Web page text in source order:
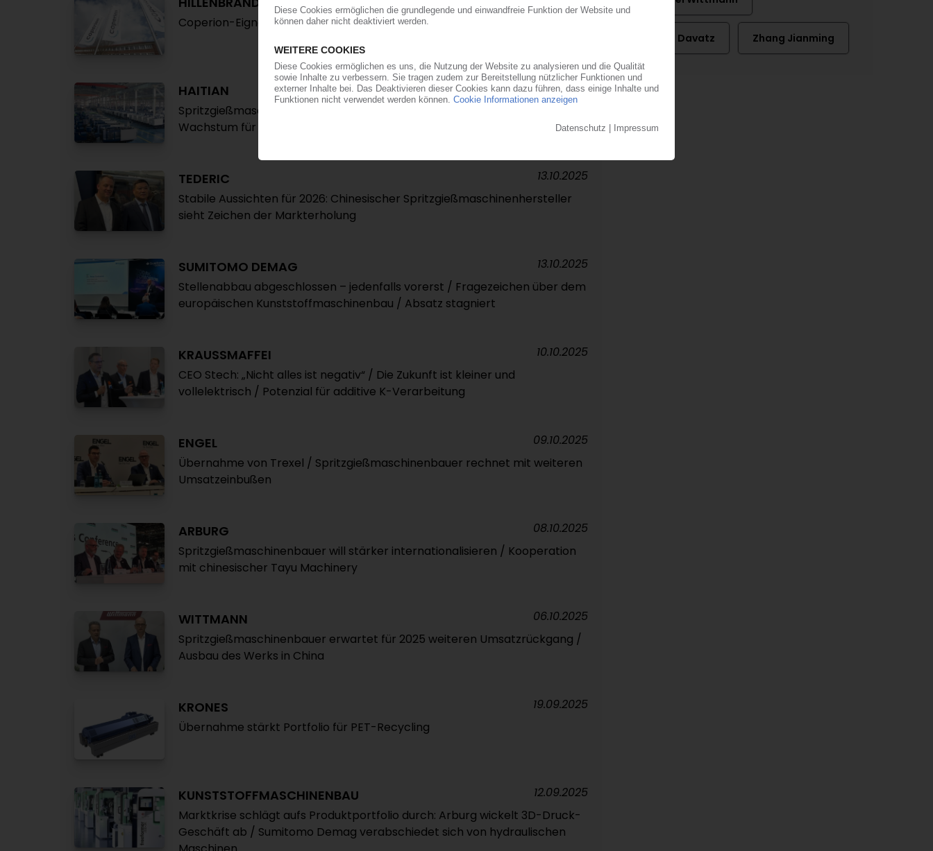
Coperion-Eigner geht für 3,8 Mrd USD an Investor Lone Star
HAITIAN
Spritzgießmaschinen für Europa kommen künftig aus Serbien / Leichtes
Wachstum für 2025 angepeilt
15.10.2025
TEDERIC
Stabile Aussichten für 2026: Chinesischer Spritzgießmaschinenhersteller
sieht Zeichen der Markterholung
13.10.2025
SUMITOMO DEMAG
Stellenabbau abgeschlossen – jedenfalls vorerst / Fragezeichen über dem
europäischen Kunststoffmaschinenbau / Absatz stagniert
13.10.2025
KRAUSSMAFFEI
CEO Stech: „Nicht alles ist negativ“ / Die Zukunft ist kleiner und
vollelektrisch / Potenzial für additive K-Verarbeitung
10.10.2025
ENGEL
Übernahme von Trexel / Spritzgießmaschinenbauer rechnet mit weiteren
Umsatzeinbußen
09.10.2025
ARBURG
Spritzgießmaschinenbauer will stärker internationalisieren / Kooperation
mit chinesischer Tayu Machinery
08.10.2025
WITTMANN
Spritzgießmaschinenbauer erwartet für 2025 weiteren Umsatzrückgang /
Ausbau des Werks in China
06.10.2025
KRONES
Übernahme stärkt Portfolio für PET-Recycling
19.09.2025
KUNSTSTOFFMASCHINENBAU
Marktkrise schlägt aufs Produktportfolio durch: Arburg wickelt 3D-Druck-
Geschäft ab / Sumitomo Demag verabschiedet sich von hydraulischen
12.09.2025
Renzo Davatz Zhang Jianming